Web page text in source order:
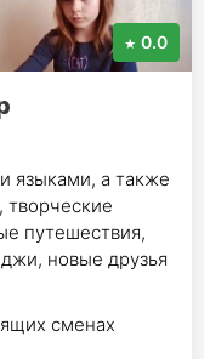
0.0
языками, а также
творческие
путешествия,
новые друзья
сменах